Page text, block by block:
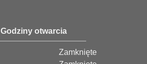
Godziny otwarcia
Zamknięte